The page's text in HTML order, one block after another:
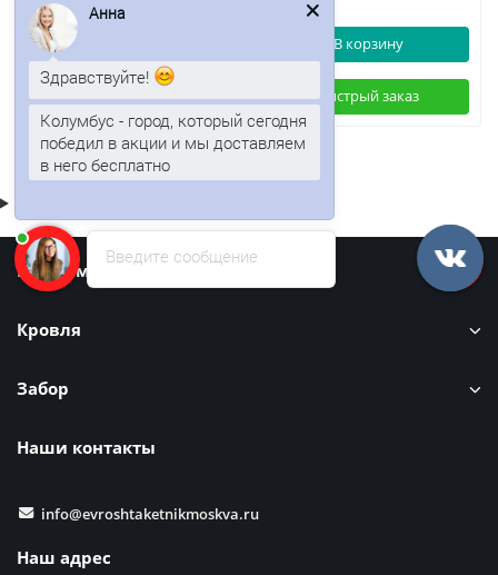
Быстрый заказ
В корзину
Быстрый заказ
Информация
Кровля
Забор
Наши контакты
info@evroshtaketnikmoskva.ru
Наш адрес
Введите сообщение
Здравствуйте!
Колумбус - город, который сегодня
победил в акции и мы доставляем
в него бесплатно